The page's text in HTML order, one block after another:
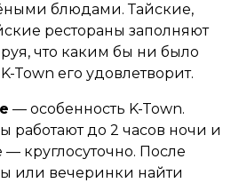
блюдами. Тайские,
рестораны заполняют
что каким бы ни было
Town его удовлетворит.
— особенность K-Town.
работают до 2 часов ночи и
круглосуточно. После
или вечеринки найти